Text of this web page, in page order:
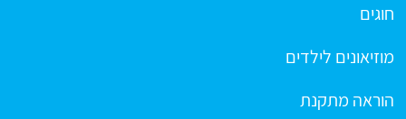
חוגים
מוזיאונים לילדים
הוראה מתקנת